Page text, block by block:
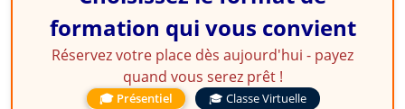
formation qui vous convient
Réservez votre place dès aujourd'hui - payez
quand vous serez prêt !
🎓 Présentiel
🎓 Classe Virtuelle